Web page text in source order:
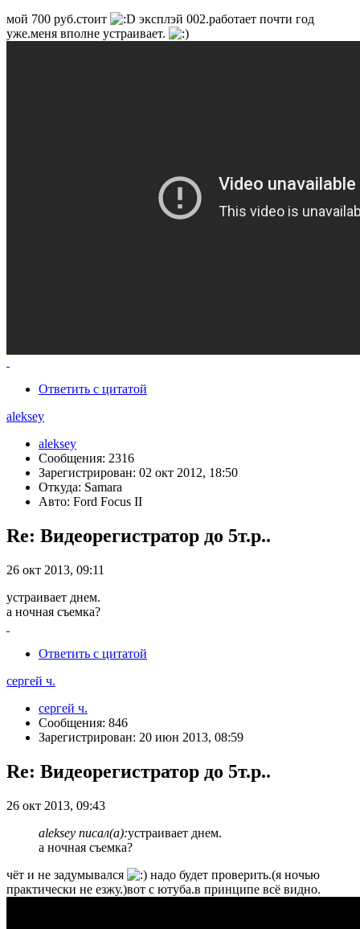
мой 700 руб.стоит
эксплэй 002.работает почти год
уже.меня вполне устраивает.
Ответить с цитатой
aleksey
aleksey
Сообщения: 2316
Зарегистрирован: 02 окт 2012, 18:50
Откуда: Samara
Авто: Ford Focus II
Re: Видеорегистратор до 5т.р..
26 окт 2013, 09:11
устраивает днем.
а ночная съемка?
Ответить с цитатой
сергей ч.
сергей ч.
Сообщения: 846
Зарегистрирован: 20 июн 2013, 08:59
Re: Видеорегистратор до 5т.р..
26 окт 2013, 09:43
aleksey писал(а):устраивает днем.
а ночная съемка?
чёт и не задумывался
надо будет проверить.(я ночью
практически не езжу.)вот с ютуба.в принципе всё видно.